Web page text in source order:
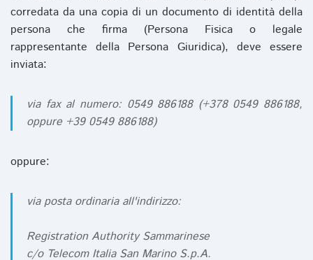
corredata da una copia di un documento di identità della
persona che firma (Persona Fisica o legale
rappresentante della Persona Giuridica), deve essere
inviata:
via fax al numero: 0549 886188 (+378 0549 886188,
oppure +39 0549 886188)
oppure:
via posta ordinaria all'indirizzo:
Registration Authority Sammarinese
c/o Telecom Italia San Marino S.p.A.